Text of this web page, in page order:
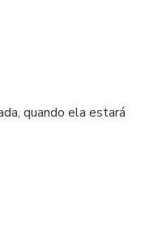
quando ela estará